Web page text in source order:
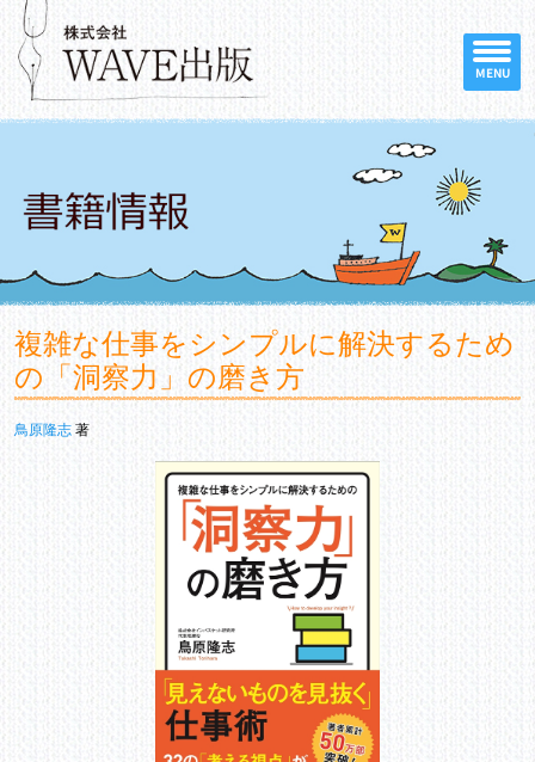
MENU
複雑な仕事をシンプルに解決するため
の「洞察力」の磨き方
鳥原隆志 著